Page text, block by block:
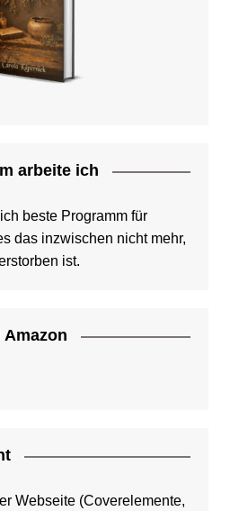
arbeite ich
beste Programm für
das inzwischen nicht mehr,
ist.
Amazon
Webseite (Coverelemente,